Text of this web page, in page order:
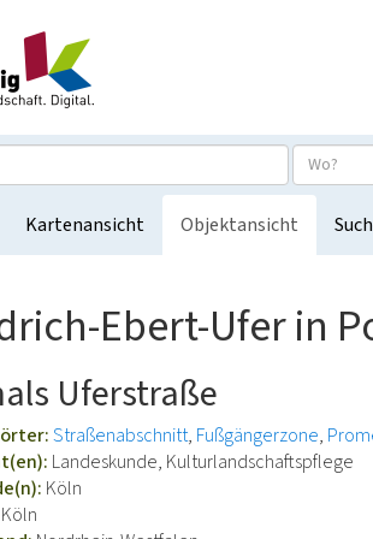
Kartenansicht Objektansicht
Ebert-Ufer in
Uferstraße
Straßenabschnitt Fußgängerzone
Landeskunde, Kulturlandschaftspflege
Köln
Köln